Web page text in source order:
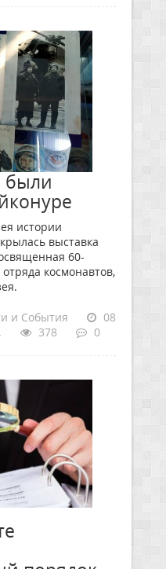
были
истории
выставка
60-
космонавтов,
и События
08
378 0